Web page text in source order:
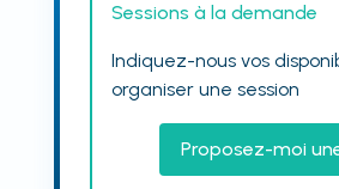
Sessions à la demande
Indiquez-nous vos
organiser une session
Proposez-moi